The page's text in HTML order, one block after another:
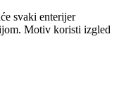
svaki enterijer
Motiv koristi izgled